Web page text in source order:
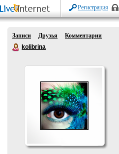
Регистрация
Записи Друзья
Комментарии
kolibrina